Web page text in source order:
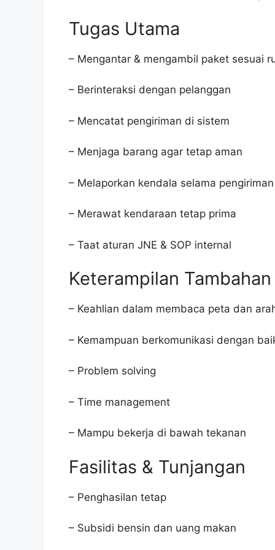
Tugas Utama
– Mengantar & mengambil paket sesuai
– Berinteraksi dengan pelanggan
– Mencatat pengiriman di sistem
– Menjaga barang agar tetap aman
– Melaporkan kendala selama pengiriman
– Merawat kendaraan tetap prima
– Taat aturan JNE & SOP internal
Keterampilan Tambahan
– Keahlian dalam membaca peta dan
– Kemampuan berkomunikasi dengan
– Problem solving
– Time management
– Mampu bekerja di bawah tekanan
Fasilitas & Tunjangan
– Penghasilan tetap
– Subsidi bensin dan uang makan